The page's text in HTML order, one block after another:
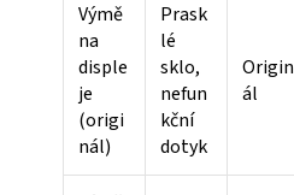
Výmě
na
disple
je
(origi
nál)
Prask
lé
sklo,
nefun
kční
dotyk
Origin
ál